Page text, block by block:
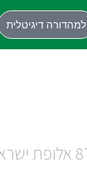
למהדורה דיגיטלית